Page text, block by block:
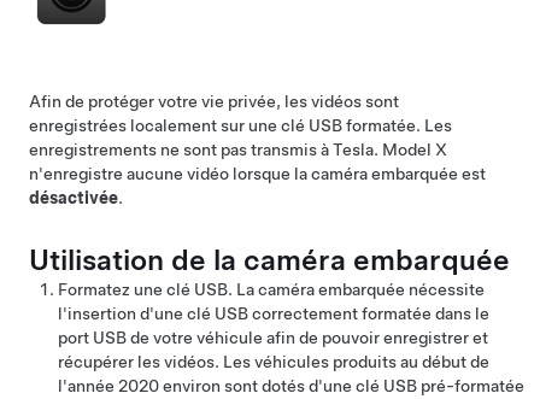
Afin de protéger votre vie privée, les vidéos sont
enregistrées localement sur une clé USB formatée. Les
enregistrements ne sont pas transmis à Tesla. Model X
n'enregistre aucune vidéo lorsque la caméra embarquée est
désactivée.
Utilisation de la caméra embarquée
Formatez une clé USB. La caméra embarquée nécessite
l'insertion d'une clé USB correctement formatée dans le
port USB de votre véhicule afin de pouvoir enregistrer et
récupérer les vidéos. Les véhicules produits au début de
l'année 2020 environ sont dotés d'une clé USB pré-formatée